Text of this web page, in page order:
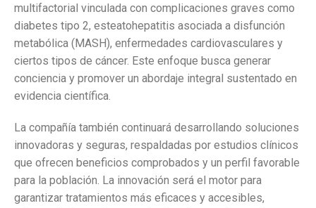
multifactorial vinculada con complicaciones graves como
diabetes tipo 2, esteatohepatitis asociada a disfunción
metabólica (MASH), enfermedades cardiovasculares y
ciertos tipos de cáncer. Este enfoque busca generar
conciencia y promover un abordaje integral sustentado en
evidencia científica.
La compañía también continuará desarrollando soluciones
innovadoras y seguras, respaldadas por estudios clínicos
que ofrecen beneficios comprobados y un perfil favorable
para la población. La innovación será el motor para
garantizar tratamientos más eficaces y accesibles,